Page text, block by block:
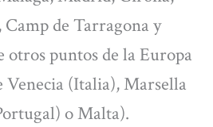
de Tarragona y
otros puntos de la Europa
Venecia (Italia), Marsella
o Malta).